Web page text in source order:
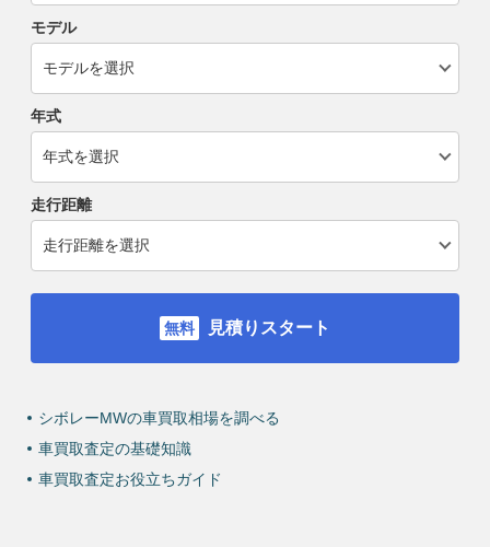
モデル
年式
走行距離
見積りスタート
シボレーMWの車買取相場を調べる
車買取査定の基礎知識
車買取査定お役立ちガイド